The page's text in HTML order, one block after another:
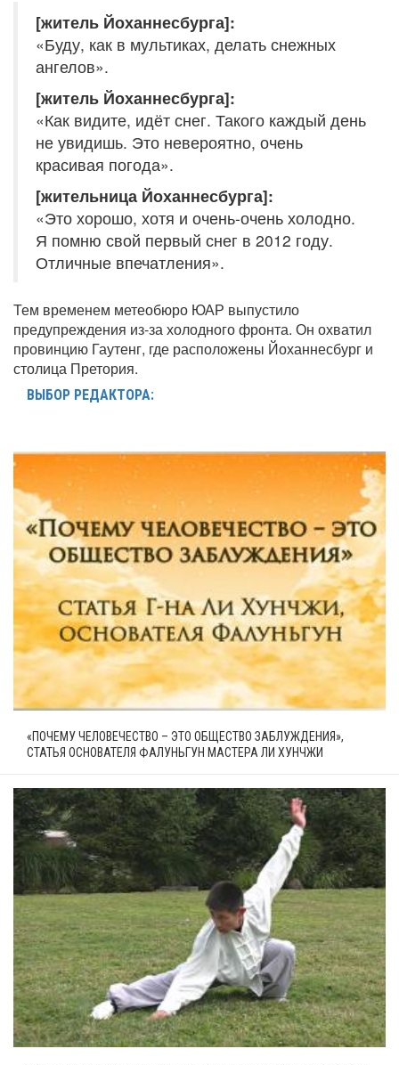
[житель Йоханнесбурга]:
«Буду, как в мультиках, делать снежных
ангелов».
[житель Йоханнесбурга]:
«Как видите, идёт снег. Такого каждый день
не увидишь. Это невероятно, очень
красивая погода».
[жительница Йоханнесбурга]:
«Это хорошо, хотя и очень-очень холодно.
Я помню свой первый снег в 2012 году.
Отличные впечатления».
Тем временем метеобюро ЮАР выпустило
предупреждения из-за холодного фронта. Он охватил
провинцию Гаутенг, где расположены Йоханнесбург и
столица Претория.
ВЫБОР РЕДАКТОРА:
«ПОЧЕМУ ЧЕЛОВЕЧЕСТВО – ЭТО ОБЩЕСТВО ЗАБЛУЖДЕНИЯ»,
СТАТЬЯ ОСНОВАТЕЛЯ ФАЛУНЬГУН МАСТЕРА ЛИ ХУНЧЖИ